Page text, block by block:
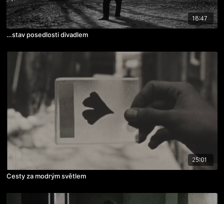
18:47
…stav posedlosti divadlem
25:01
Cesty za modrým světlem